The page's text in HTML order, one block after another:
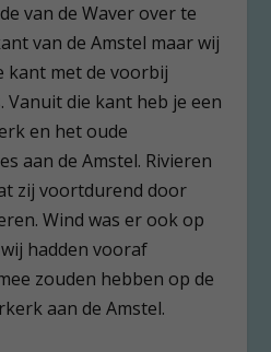
van de Waver over te
van de Amstel maar wij
kant met de voorbij
Vanuit die kant heb je een
en het oude
aan de Amstel. Rivieren
zij voortdurend door
Wind was er ook op
hadden vooraf
zouden hebben op de
aan de Amstel.